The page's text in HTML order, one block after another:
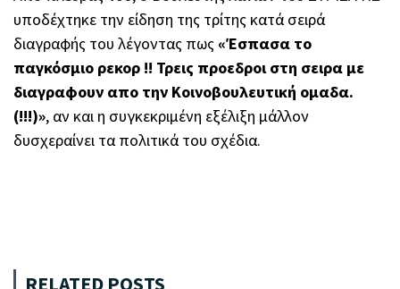
υποδέχτηκε την είδηση της τρίτης κατά σειρά
διαγραφής του λέγοντας πως «Έσπασα το
παγκόσμιο ρεκορ !! Τρεις προεδροι στη σειρα με
διαγραφουν απο την Κοινοβουλευτική ομαδα.
(!!!)», αν και η συγκεκριμένη εξέλιξη μάλλον
δυσχεραίνει τα πολιτικά του σχέδια.
RELATED POSTS